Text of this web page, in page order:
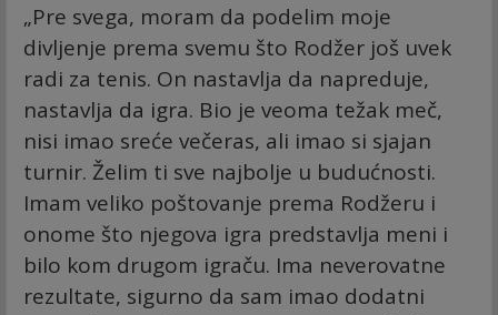
„Pre svega, moram da podelim moje
divljenje prema svemu što Rodžer još uvek
radi za tenis. On nastavlja da napreduje,
nastavlja da igra. Bio je veoma težak meč,
nisi imao sreće večeras, ali imao si sjajan
turnir. Želim ti sve najbolje u budućnosti.
Imam veliko poštovanje prema Rodžeru i
onome što njegova igra predstavlja meni i
bilo kom drugom igraču. Ima neverovatne
rezultate, sigurno da sam imao dodatni